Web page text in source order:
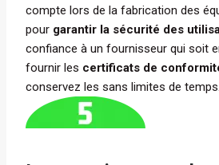
compte lors de la fabrication des
pour garantir la sécurité des
confiance à un fournisseur qui soit
fournir les certificats de
conservez les sans limites de temps.